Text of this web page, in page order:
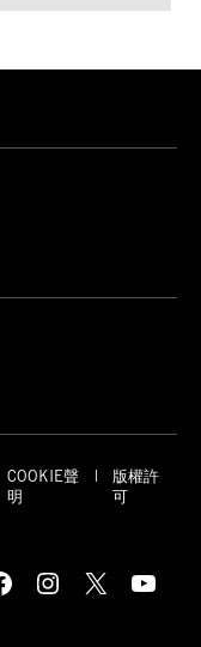
COOKIE聲
明
版權許
可
Instagram X YouTube